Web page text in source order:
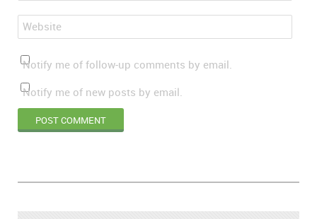
Website
Notify me of follow-up comments by email.
Notify me of new posts by email.